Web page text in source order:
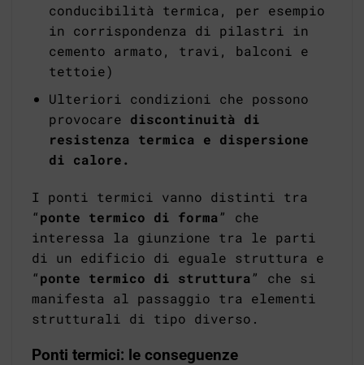
conducibilità termica, per esempio
in corrispondenza di pilastri in
cemento armato, travi, balconi e
tettoie)
Ulteriori condizioni che possono
provocare discontinuità di
resistenza termica e dispersione
di calore.
I ponti termici vanno distinti tra
“ponte termico di forma” che
interessa la giunzione tra le parti
di un edificio di eguale struttura e
“ponte termico di struttura” che si
manifesta al passaggio tra elementi
strutturali di tipo diverso.
Ponti termici: le conseguenze